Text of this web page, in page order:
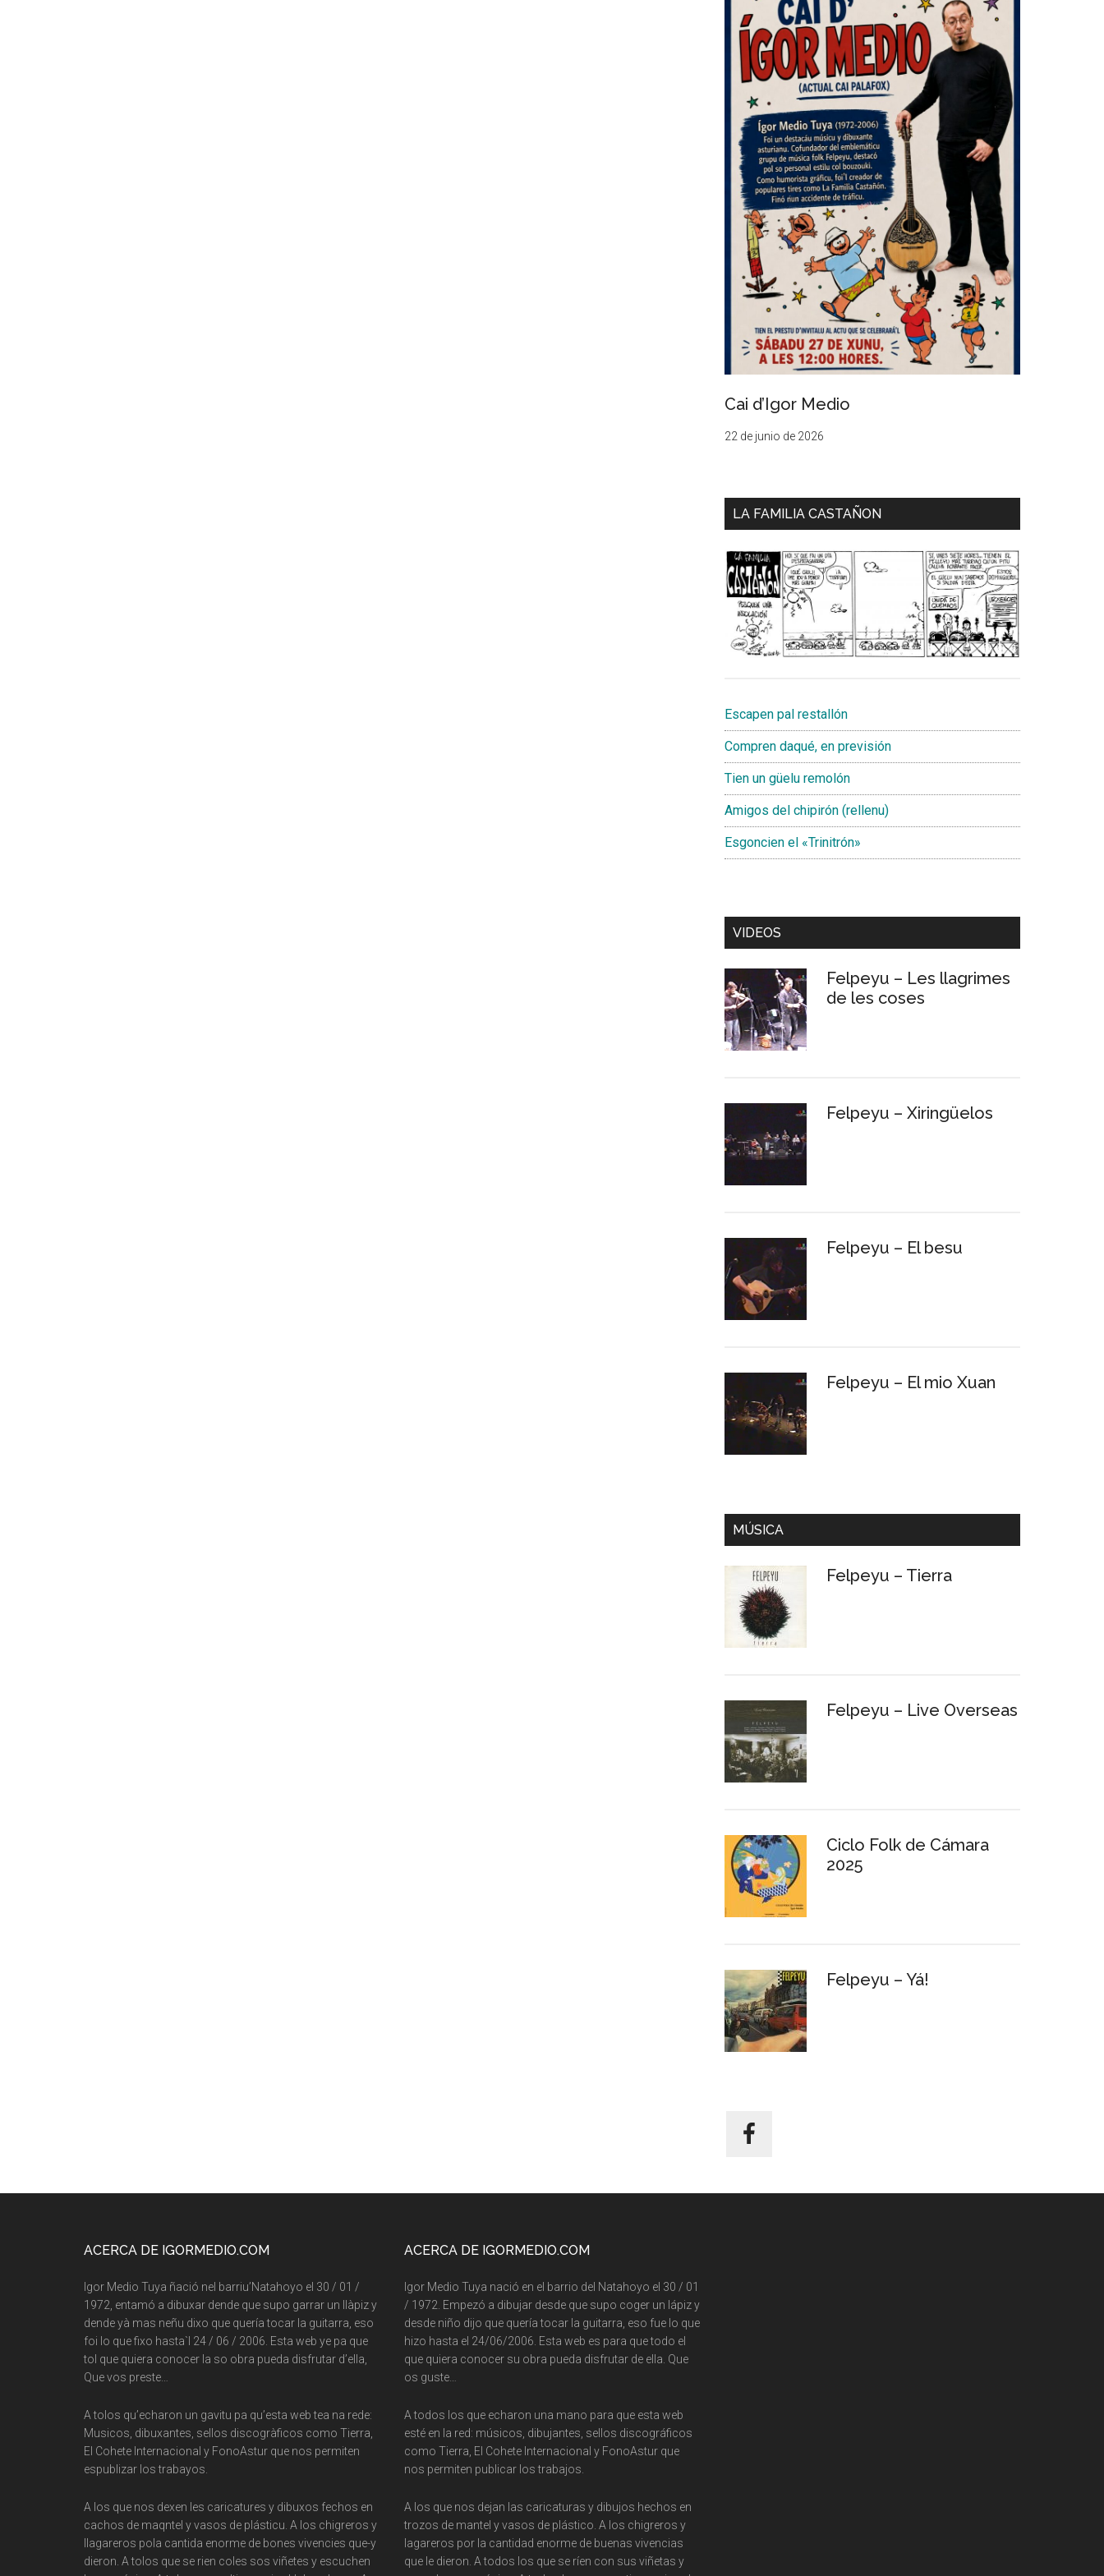
Cai d’Igor Medio
22 de junio de 2026
LA FAMILIA CASTAÑON
Escapen pal restallón
Compren daqué, en previsión
Tien un güelu remolón
Amigos del chipirón (rellenu)
Esgoncien el «Trinitrón»
VIDEOS
Felpeyu – Les llagrimes
de les coses
Felpeyu – Xiringüelos
Felpeyu – El besu
Felpeyu – El mio Xuan
MÚSICA
Felpeyu – Tierra
Felpeyu – Live Overseas
Ciclo Folk de Cámara
2025
Felpeyu – Yá!
ACERCA DE IGORMEDIO.COM
Igor Medio Tuya ñació nel barriu’Natahoyo el 30 / 01 /
1972, entamó a dibuxar dende que supo garrar un llàpiz y
dende yà mas neñu dixo que quería tocar la guitarra, eso
foi lo que fixo hasta`l 24 / 06 / 2006. Esta web ye pa que
tol que quiera conocer la so obra pueda disfrutar d’ella,
Que vos preste…
A tolos qu’echaron un gavitu pa qu’esta web tea na rede:
Musicos, dibuxantes, sellos discogràficos como Tierra,
El Cohete Internacional y FonoAstur que nos permiten
espublizar los trabayos.
A los que nos dexen les caricatures y dibuxos fechos en
cachos de maqntel y vasos de plásticu. A los chigreros y
llagareros pola cantida enorme de bones vivencies que-y
dieron. A tolos que se rien coles sos viñetes y escuchen
ACERCA DE IGORMEDIO.COM
Igor Medio Tuya nació en el barrio del Natahoyo el 30 / 01
/ 1972. Empezó a dibujar desde que supo coger un lápiz y
desde niño dijo que quería tocar la guitarra, eso fue lo que
hizo hasta el 24/06/2006. Esta web es para que todo el
que quiera conocer su obra pueda disfrutar de ella. Que
os guste…
A todos los que echaron una mano para que esta web
esté en la red: músicos, dibujantes, sellos discográficos
como Tierra, El Cohete Internacional y FonoAstur que
nos permiten publicar los trabajos.
A los que nos dejan las caricaturas y dibujos hechos en
trozos de mantel y vasos de plástico. A los chigreros y
lagareros por la cantidad enorme de buenas vivencias
que le dieron. A todos los que se ríen con sus viñetas y